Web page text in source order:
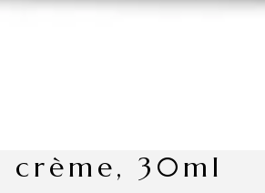
crème, 30ml